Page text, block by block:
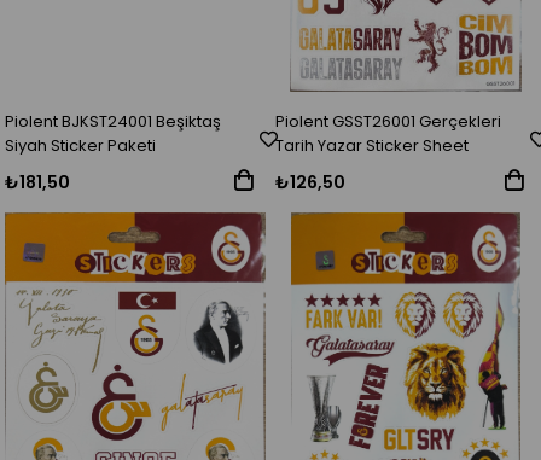
Piolent BJKST24001 Beşiktaş
Siyah Sticker Paketi
₺181,50
Piolent GSST26001 Gerçekleri
Tarih Yazar Sticker Sheet
₺126,50